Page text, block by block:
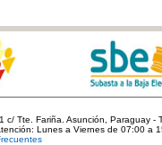
c/ Tte. Fariña. Asunción, Paraguay -
Lunes a Viernes de 07:00 a